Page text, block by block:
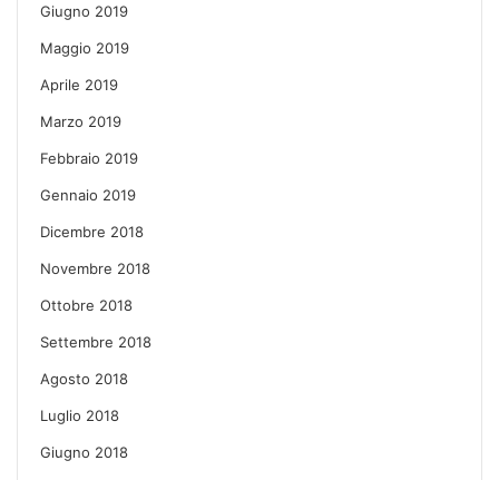
Giugno 2019
Maggio 2019
Aprile 2019
Marzo 2019
Febbraio 2019
Gennaio 2019
Dicembre 2018
Novembre 2018
Ottobre 2018
Settembre 2018
Agosto 2018
Luglio 2018
Giugno 2018